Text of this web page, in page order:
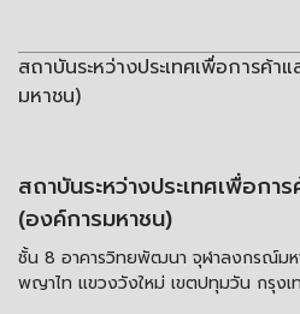
สถาบันระหว่างประเทศเพื่อการค้
มหาชน)
สถาบันระหว่างประเทศเพื่อกา
(องค์การมหาชน)
ชั้น 8 อาคารวิทยพัฒนา จุฬาลงกรณ์มห
พญาไท แขวงวังใหม่ เขตปทุมวัน กรุง